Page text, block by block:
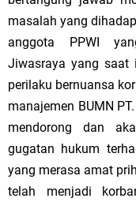
masalah yang
anggota PPWI
Jiwasraya yang saat
perilaku bernuansa
manajemen BUMN
mendorong dan
gugatan hukum
yang merasa amat
telah menjadi